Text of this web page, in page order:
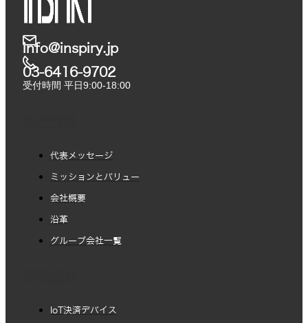
info@inspiry.jp
03-6416-9702​
受付時間 平日9:00-18:00
代表メッセージ
ミッションとバリュー
会社概要
沿革
グループ会社一覧
IoT決済デバイス